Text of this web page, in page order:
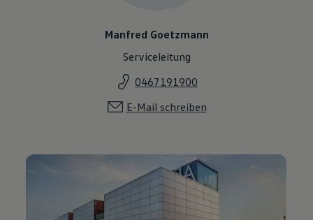
Manfred Goetzmann
Serviceleitung
0467191900
E-Mail schreiben